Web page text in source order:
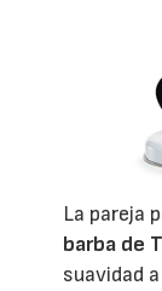
La pareja
barba de
suavidad